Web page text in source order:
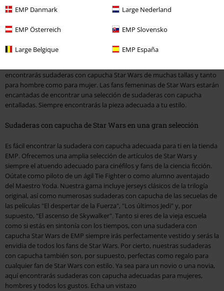
EMP Danmark Large Nederland
EMP Österreich EMP Slovensko
Large Belgique EMP España
EMP te ofrece una amplia selección de diseños diferentes. Como
siempre, puedes contar con una gran calidad e impresiones de alta
calidad. Las sudaderas son cómodas de llevar y dan una buena imagen
en la próxima noche de cine o en cualquier fiesta. Pero una sudadera
con capucha de Star Wars también es siempre una declaración. Con
Darth Vader o Kylo Ren en el pecho, todo el mundo sabrá
encontrarás sudaderas con capucha Star Wars de muchas tallas y tanto
para hombre como para mujer. Las fans femeninas de Star Wars estarán
encantadas de encontrar una selección de sudaderas con capucha
entalladas. Siempre encontrarás la pieza adecuada a tu estilo.
Sudaderas con capucha de Star Wars en una gran selección
Es fácil encontrar la sudadera con capucha adecuada para ti en la tienda
EMP. Ofrecemos una amplia selección de artículos de Star Wars y
siempre el atuendo adecuado para cinéfilos y fans de la ciencia ficción.
Oútate como piloto de un ágil Tie Fighter o como alumno aventajado
del Maestro Yoda. Nuestra gama incluye jerseys clásicos de la trilogía
original, así como numerosas sudaderas con capucha de las secuelas de
las películas "El despertar de la Fuerza", "Los últimos Jedi" y, por
supuesto, "El ascenso de Skywalker". Tanto si eres de la vieja escuela
como si estás en sintonía con los tiempos, con una sudadera con
capucha Star Wars de EMP siempre irás perfectamente vestido y serás la
envidia de todos los fans de Star Wars. Por cierto, nuestras sudaderas
con capucha también son, por supuesto, perfectas como regalo para
cualquier fan de Star Wars con estilo. Ya sea para un novio o una novia,
aquí encontrarás sudaderas con capucha adecuadas para mujeres,
hombres y todos los gustos. Echa un vistazo